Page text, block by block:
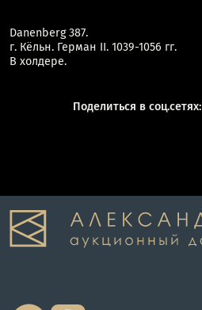
Danenberg 387.
г. Кёльн. Герман II. 1039-1056 гг.
В холдере.
Поделиться в соц.сетях: